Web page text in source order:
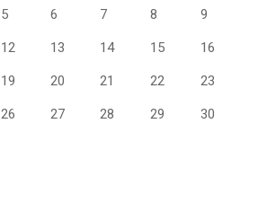
5 6 7 8 9
12 13 14 15 16
19 20 21 22 23
26 27 28 29 30